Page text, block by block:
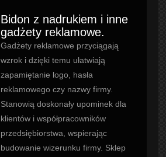
Bidon z nadrukiem i inne
gadżety reklamowe.
Gadżety reklamowe przyciągają
wzrok i dzięki temu ułatwiają
zapamiętanie logo, hasła
reklamowego czy nazwy firmy.
Stanowią doskonały upominek dla
klientów i współpracowników
przedsiębiorstwa, wspierając
budowanie wizerunku firmy. Sklep